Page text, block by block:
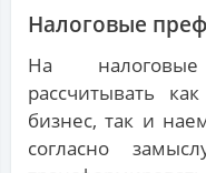
Налоговые
На
рассчитывать
бизнес, так и
согласно